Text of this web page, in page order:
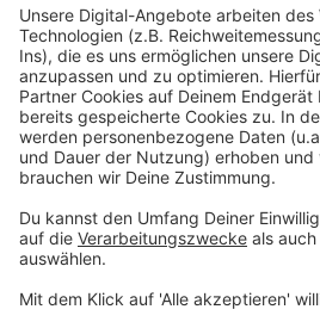
Jugendprogramm in
Anzeige
In der Opladener Bahnstadt gibt
bis 17 Uhr gibt es zum Beispiel
Graffiti sprühen oder Skaten. Bei
für euer Wochenende findet ihrin